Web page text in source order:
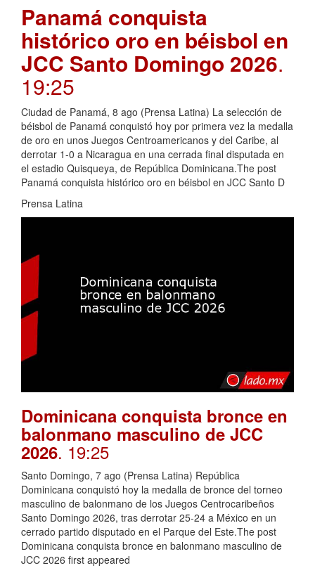
Panamá conquista
histórico oro en béisbol en
JCC Santo Domingo 2026.
19:25
Ciudad de Panamá, 8 ago (Prensa Latina) La selección de
béisbol de Panamá conquistó hoy por primera vez la medalla
de oro en unos Juegos Centroamericanos y del Caribe, al
derrotar 1-0 a Nicaragua en una cerrada final disputada en
el estadio Quisqueya, de República Dominicana.The post
Panamá conquista histórico oro en béisbol en JCC Santo D
Prensa Latina
Dominicana conquista bronce en
balonmano masculino de JCC
2026. 19:25
Santo Domingo, 7 ago (Prensa Latina) República
Dominicana conquistó hoy la medalla de bronce del torneo
masculino de balonmano de los Juegos Centrocaribeños
Santo Domingo 2026, tras derrotar 25-24 a México en un
cerrado partido disputado en el Parque del Este.The post
Dominicana conquista bronce en balonmano masculino de
JCC 2026 first appeared